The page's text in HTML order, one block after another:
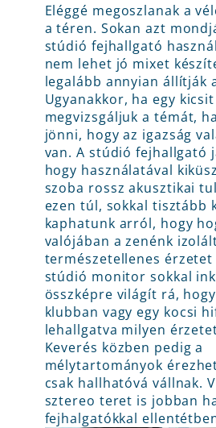
Eléggé megoszlanak a
a téren. Sokan azt
stúdió fejhallgató
nem lehet jó mixet
legalább annyian állítják
Ugyanakkor, ha egy
megvizsgáljuk a témát,
jönni, hogy az igazság
van. A stúdió fejhallgató
hogy használatával
szoba rossz akusztikai
ezen túl, sokkal tisztább
kaphatunk arról, hogy
valójában a zenénk
természetellenes érzetet
stúdió monitor sokkal
összképre világít rá,
klubban vagy egy kocsi
lehallgatva milyen
Keverés közben pedig a
mélytartományok
csak hallhatóvá vállnak.
sztereo teret is jobban
fejhalgatókkal